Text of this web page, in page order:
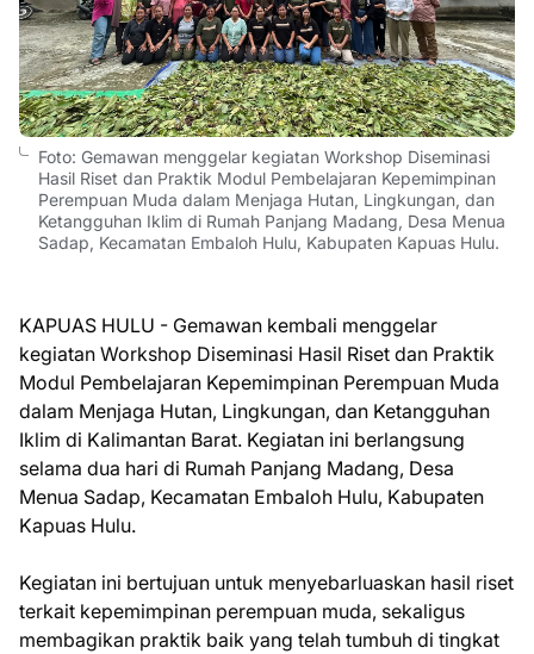
Foto: Gemawan menggelar kegiatan Workshop Diseminasi
Hasil Riset dan Praktik Modul Pembelajaran Kepemimpinan
Perempuan Muda dalam Menjaga Hutan, Lingkungan, dan
Ketangguhan Iklim di Rumah Panjang Madang, Desa Menua
Sadap, Kecamatan Embaloh Hulu, Kabupaten Kapuas Hulu.
KAPUAS HULU - Gemawan kembali menggelar
kegiatan Workshop Diseminasi Hasil Riset dan Praktik
Modul Pembelajaran Kepemimpinan Perempuan Muda
dalam Menjaga Hutan, Lingkungan, dan Ketangguhan
Iklim di Kalimantan Barat. Kegiatan ini berlangsung
selama dua hari di Rumah Panjang Madang, Desa
Menua Sadap, Kecamatan Embaloh Hulu, Kabupaten
Kapuas Hulu.
Kegiatan ini bertujuan untuk menyebarluaskan hasil riset
terkait kepemimpinan perempuan muda, sekaligus
membagikan praktik baik yang telah tumbuh di tingkat